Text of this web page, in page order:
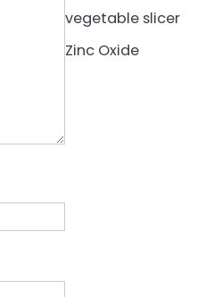
vegetable slicer
Zinc Oxide